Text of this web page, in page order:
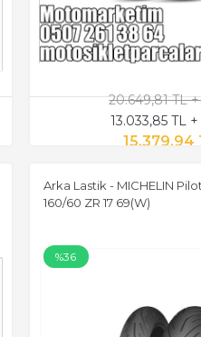
20.649,81 TL
13.033,85 TL
15.379,94
Arka Lastik - MICHELIN
160/60 ZR 17 69(W)
%36